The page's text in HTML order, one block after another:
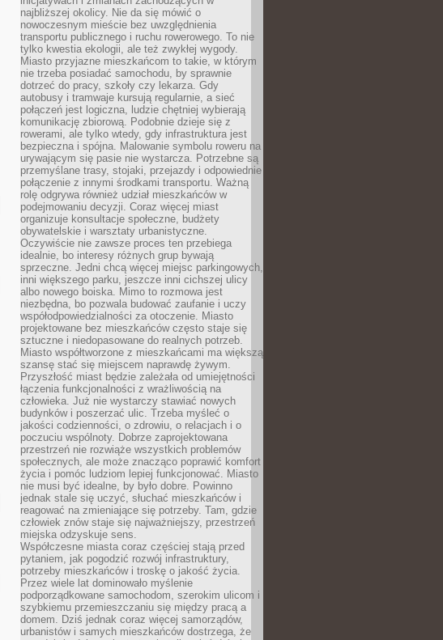
najbliższej okolicy. Nie da się mówić o
nowoczesnym mieście bez uwzględnienia
transportu publicznego i ruchu rowerowego. To nie
tylko kwestia ekologii, ale też zwykłej wygody.
Miasto przyjazne mieszkańcom to takie, w którym
nie trzeba posiadać samochodu, by sprawnie
dotrzeć do pracy, szkoły czy lekarza. Gdy
autobusy i tramwaje kursują regularnie, a sieć
połączeń jest logiczna, ludzie chętniej wybierają
komunikację zbiorową. Podobnie dzieje się z
rowerami, ale tylko wtedy, gdy infrastruktura jest
bezpieczna i spójna. Malowanie symbolu roweru na
urywającym się pasie nie wystarcza. Potrzebne są
przemyślane trasy, stojaki, przejazdy i odpowiednie
połączenie z innymi środkami transportu. Ważną
rolę odgrywa również udział mieszkańców w
podejmowaniu decyzji. Coraz więcej miast
organizuje konsultacje społeczne, budżety
obywatelskie i warsztaty urbanistyczne.
Oczywiście nie zawsze proces ten przebiega
idealnie, bo interesy różnych grup bywają
sprzeczne. Jedni chcą więcej miejsc parkingowych,
inni większego parku, jeszcze inni cichszej ulicy
albo nowego boiska. Mimo to rozmowa jest
niezbędna, bo pozwala budować zaufanie i uczy
współodpowiedzialności za otoczenie. Miasto
projektowane bez mieszkańców często staje się
sztuczne i niedopasowane do realnych potrzeb.
Miasto współtworzone z mieszkańcami ma większą
szansę stać się miejscem naprawdę żywym.
Przyszłość miast będzie zależała od umiejętności
łączenia funkcjonalności z wrażliwością na
człowieka. Już nie wystarczy stawiać nowych
budynków i poszerzać ulic. Trzeba myśleć o
jakości codzienności, o zdrowiu, o relacjach i o
poczuciu wspólnoty. Dobrze zaprojektowana
przestrzeń nie rozwiąże wszystkich problemów
społecznych, ale może znacząco poprawić komfort
życia i pomóc ludziom lepiej funkcjonować. Miasto
nie musi być idealne, by było dobre. Powinno
jednak stale się uczyć, słuchać mieszkańców i
reagować na zmieniające się potrzeby. Tam, gdzie
człowiek znów staje się najważniejszy, przestrzeń
miejska odzyskuje sens.
Współczesne miasta coraz częściej stają przed
pytaniem, jak pogodzić rozwój infrastruktury,
potrzeby mieszkańców i troskę o jakość życia.
Przez wiele lat dominowało myślenie
podporządkowane samochodom, szerokim ulicom i
szybkiemu przemieszczaniu się między pracą a
domem. Dziś jednak coraz więcej samorządów,
urbanistów i samych mieszkańców dostrzega, że